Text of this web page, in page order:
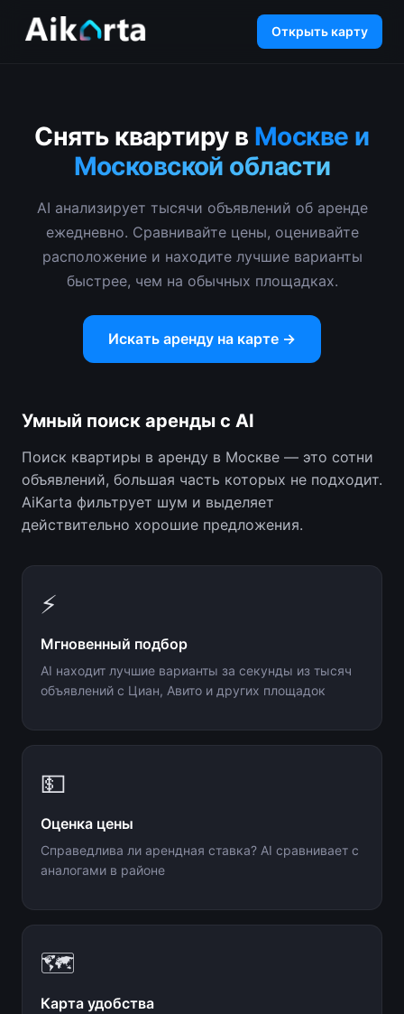
Открыть карту
Снять квартиру в Москве и
Московской области
AI анализирует тысячи объявлений об аренде
ежедневно. Сравнивайте цены, оценивайте
расположение и находите лучшие варианты
быстрее, чем на обычных площадках.
Искать аренду на карте →
Умный поиск аренды с AI
Поиск квартиры в аренду в Москве — это сотни
объявлений, большая часть которых не подходит.
AiKarta фильтрует шум и выделяет
действительно хорошие предложения.
⚡
Мгновенный подбор
AI находит лучшие варианты за секунды из тысяч
объявлений с Циан, Авито и других площадок
💵
Оценка цены
Справедлива ли арендная ставка? AI сравнивает с
аналогами в районе
🗺️
Карта удобства